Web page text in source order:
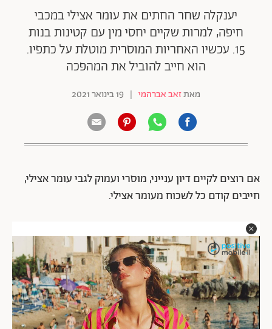
יענקלה שחר החתים את עומר אצילי במכבי
חיפה, למרות שקיים יחסי מין עם קטינות בנות
15. עכשיו האחריות המוסרית מוטלת על כתפיו.
הוא חייב להוביל את המהפכה
מאתזאב אברהמי | 19 בינואר 2021
אם רוצים לקיים דיון ענייני, מוסרי ועמוק לגבי עומר אצילי,
חייבים קודם כל לשכוח מעומר אצילי.